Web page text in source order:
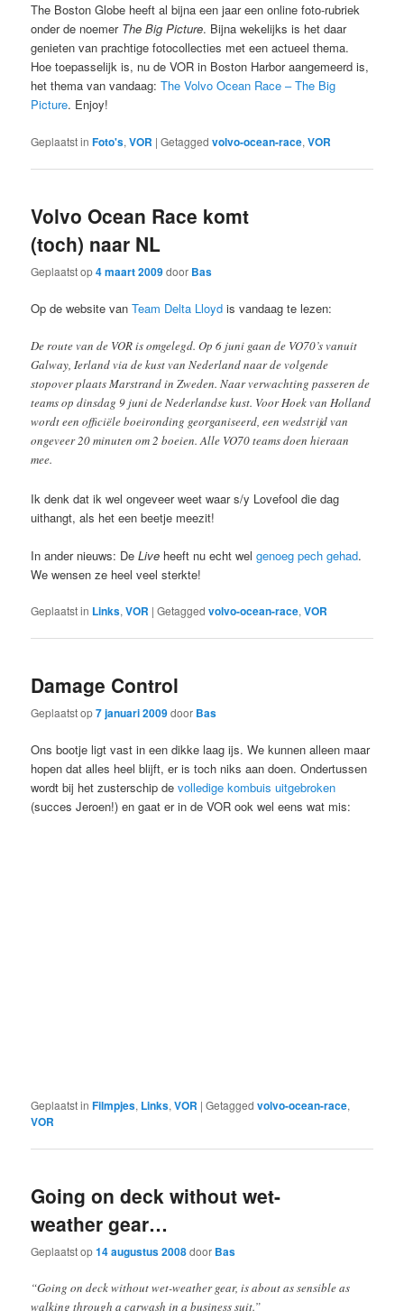
The Boston Globe heeft al bijna een jaar een online foto-rubriek
onder de noemer The Big Picture. Bijna wekelijks is het daar
genieten van prachtige fotocollecties met een actueel thema.
Hoe toepasselijk is, nu de VOR in Boston Harbor aangemeerd is,
het thema van vandaag:The Volvo Ocean Race – The Big
Picture. Enjoy!
Geplaatst in Foto's,VOR |Getagged volvo-ocean-race,VOR
Volvo Ocean Race komt
(toch) naar NL
Geplaatst op4 maart 2009door Bas
Op de website vanTeam Delta Lloyd is vandaag te lezen:
De route van de VOR is omgelegd. Op 6 juni gaan de VO70’s vanuit
Galway, Ierland via de kust van Nederland naar de volgende
stopover plaats Marstrand in Zweden. Naar verwachting passeren de
teams op dinsdag 9 juni de Nederlandse kust. Voor Hoek van Holland
wordt een officiële boeironding georganiseerd, een wedstrijd van
ongeveer 20 minuten om 2 boeien. Alle VO70 teams doen hieraan
mee.
Ik denk dat ik wel ongeveer weet waar s/y Lovefool die dag
uithangt, als het een beetje meezit!
In ander nieuws: DeLive heeft nu echt welgenoeg pech gehad.
We wensen ze heel veel sterkte!
Geplaatst in Links,VOR |Getagged volvo-ocean-race,VOR
Damage Control
Geplaatst op7 januari 2009door Bas
Ons bootje ligt vast in een dikke laag ijs. We kunnen alleen maar
hopen dat alles heel blijft, er is toch niks aan doen. Ondertussen
wordt bij het zusterschip devolledige kombuis uitgebroken
(succes Jeroen!) en gaat er in de VOR ook wel eens wat mis:
Geplaatst in Filmpjes, Links,VOR |Getagged volvo-ocean-race,
VOR
Going on deck without wet-
weather gear…
Geplaatst op14 augustus 2008door Bas
“Going on deck without wet-weather gear, is about as sensible as
walking through a carwash in a business suit.”